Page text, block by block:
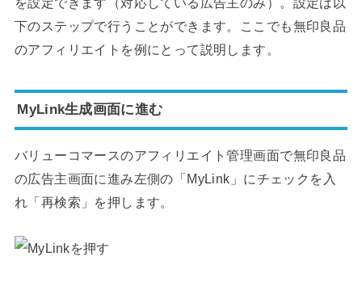
下のステップで行うことができます。ここでも無印良品
のアフィリエイトを例にとって説明します。
MyLink生成画面に進む
バリューコマースのアフィリエイト管理画面で無印良品
の広告主画面に進み左側の「MyLink」にチェックを入
れ「再検索」を押します。